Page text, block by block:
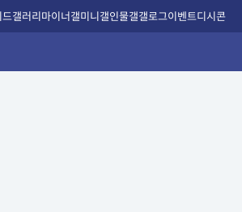
드갤러리마이너갤미니갤인물갤갤로그이벤트디시콘